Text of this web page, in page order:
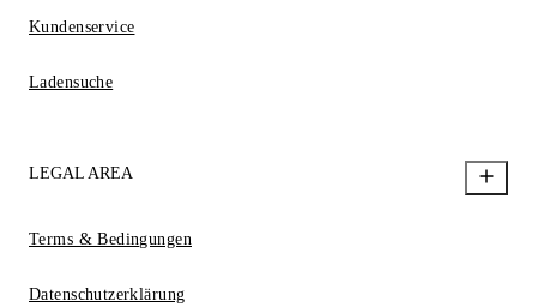
Kundenservice
Ladensuche
LEGAL AREA
Terms & Bedingungen
Datenschutzerklärung